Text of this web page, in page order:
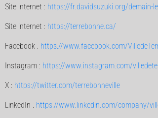
Site internet : https://fr.davidsuzuki.org/demain-
Site internet : https://terrebonne.ca/
Facebook : https://www.facebook.com/
Instagram : https://www.instagram.com/
X : https://twitter.com/terrebonneville
LinkedIn : https://www.linkedin.com/company/